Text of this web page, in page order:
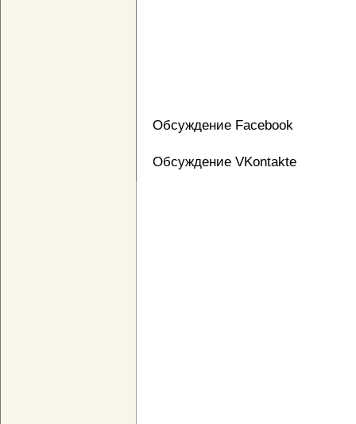
Обсуждение Facebook
Обсуждение VKontakte